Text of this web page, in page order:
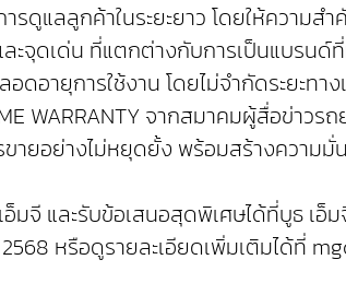
ดูแลลูกค้าในระยะยาว โดยให้ความ
จุดเด่น ที่แตกต่างกับการเป็นแบรนด์ที่
ดอายุการใช้งาน โดยไม่จำกัดระยะ
WARRANTY จากสมาคมผู้สื่อข่าว
ยอย่างไม่หยุดยั้ง พร้อมสร้างความ
จี และรับข้อเสนอสุดพิเศษได้ที่บูธ เอ็
หรือดูรายละเอียดเพิ่มเติมได้ที่